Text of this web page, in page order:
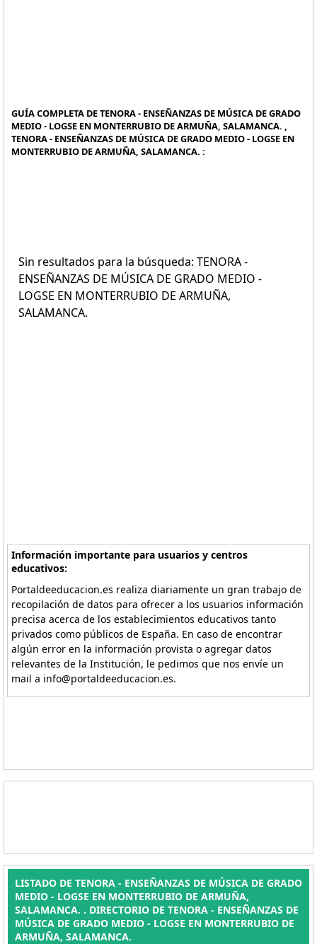
GUÍA COMPLETA DE TENORA - ENSEÑANZAS DE MÚSICA DE GRADO
MEDIO - LOGSE EN MONTERRUBIO DE ARMUÑA, SALAMANCA. ,
TENORA - ENSEÑANZAS DE MÚSICA DE GRADO MEDIO - LOGSE EN
MONTERRUBIO DE ARMUÑA, SALAMANCA. :
Sin resultados para la búsqueda: TENORA -
ENSEÑANZAS DE MÚSICA DE GRADO MEDIO -
LOGSE EN MONTERRUBIO DE ARMUÑA,
SALAMANCA.
Información importante para usuarios y centros
educativos:
Portaldeeducacion.es realiza diariamente un gran trabajo de
recopilación de datos para ofrecer a los usuarios información
precisa acerca de los establecimientos educativos tanto
privados como públicos de España. En caso de encontrar
algún error en la información provista o agregar datos
relevantes de la Institución, le pedimos que nos envíe un
mail a info@portaldeeducacion.es.
LISTADO DE TENORA - ENSEÑANZAS DE MÚSICA DE GRADO
MEDIO - LOGSE EN MONTERRUBIO DE ARMUÑA,
SALAMANCA. . DIRECTORIO DE TENORA - ENSEÑANZAS DE
MÚSICA DE GRADO MEDIO - LOGSE EN MONTERRUBIO DE
ARMUÑA, SALAMANCA.